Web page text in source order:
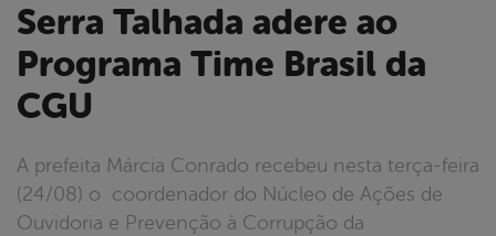
Serra Talhada adere ao
Programa Time Brasil da
CGU
A prefeita Márcia Conrado recebeu nesta terça-feira
(24/08) o coordenador do Núcleo de Ações de
Ouvidoria e Prevenção à Corrupção da